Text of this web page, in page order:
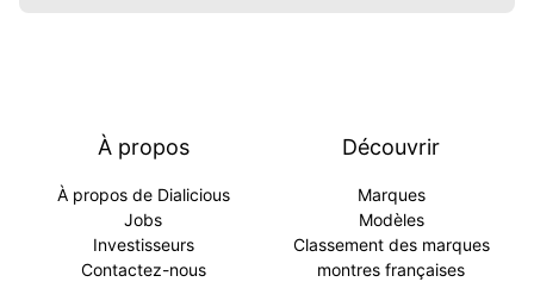
À propos
À propos de Dialicious
Jobs
Investisseurs
Contactez-nous
Découvrir
Marques
Modèles
Classement des marques
montres françaises